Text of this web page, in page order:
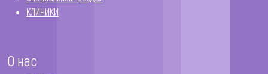
КЛИНИКИ
О нас